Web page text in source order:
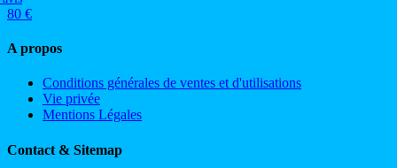
80 €
A propos
Conditions générales de ventes et d'utilisations
Vie privée
Mentions Légales
Contact & Sitemap